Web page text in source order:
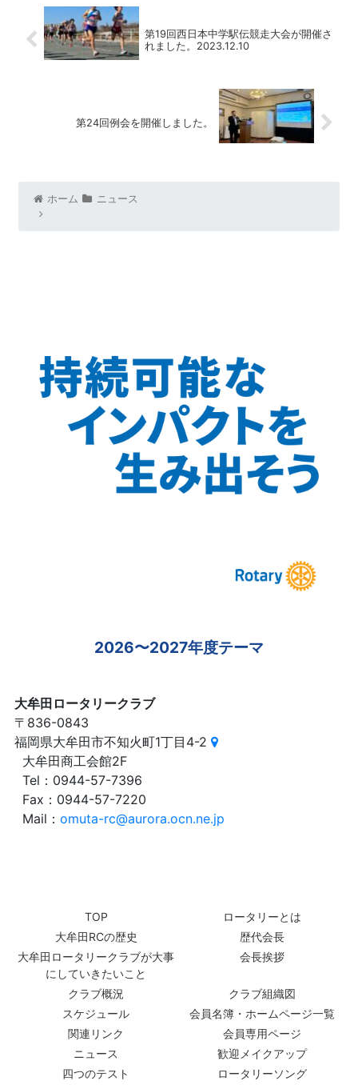
第19回西日本中学駅伝競走大会が開催さ
れました。2023.12.10
第24回例会を開催しました。
ホーム ニュース
2026〜2027年度テーマ
大牟田ロータリークラブ
〒836-0843
福岡県大牟田市不知火町1丁目4-2
大牟田商工会館2F
Tel：0944-57-7396
Fax：0944-57-7220
Mail：omuta-rc@aurora.ocn.ne.jp
TOP
ロータリーとは
大牟田RCの歴史
歴代会長
大牟田ロータリークラブが大事
にしていきたいこと
会長挨拶
クラブ概況
クラブ組織図
スケジュール
会員名簿・ホームページ一覧
関連リンク
会員専用ページ
ニュース
歓迎メイクアップ
四つのテスト
ロータリーソング